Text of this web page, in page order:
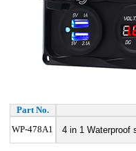
Part No.
WP-478A1
4 in 1 Waterproof